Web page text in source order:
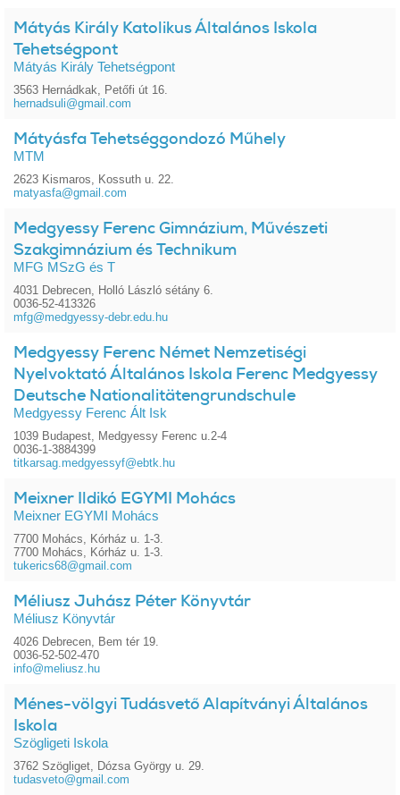
Mátyás Király Katolikus Általános Iskola
Tehetségpont
Mátyás Király Tehetségpont
3563 Hernádkak, Petőfi út 16.
hernadsuli@gmail.com
Mátyásfa Tehetséggondozó Műhely
MTM
2623 Kismaros, Kossuth u. 22.
matyasfa@gmail.com
Medgyessy Ferenc Gimnázium, Művészeti
Szakgimnázium és Technikum
MFG MSzG és T
4031 Debrecen, Holló László sétány 6.
0036-52-413326
mfg@medgyessy-debr.edu.hu
Medgyessy Ferenc Német Nemzetiségi
Nyelvoktató Általános Iskola Ferenc Medgyessy
Deutsche Nationalitätengrundschule
Medgyessy Ferenc Ált Isk
1039 Budapest, Medgyessy Ferenc u.2-4
0036-1-3884399
titkarsag.medgyessyf@ebtk.hu
Meixner Ildikó EGYMI Mohács
Meixner EGYMI Mohács
7700 Mohács, Kórház u. 1-3.
7700 Mohács, Kórház u. 1-3.
tukerics68@gmail.com
Méliusz Juhász Péter Könyvtár
Méliusz Könyvtár
4026 Debrecen, Bem tér 19.
0036-52-502-470
info@meliusz.hu
Ménes-völgyi Tudásvető Alapítványi Általános
Iskola
Szögligeti Iskola
3762 Szögliget, Dózsa György u. 29.
tudasveto@gmail.com